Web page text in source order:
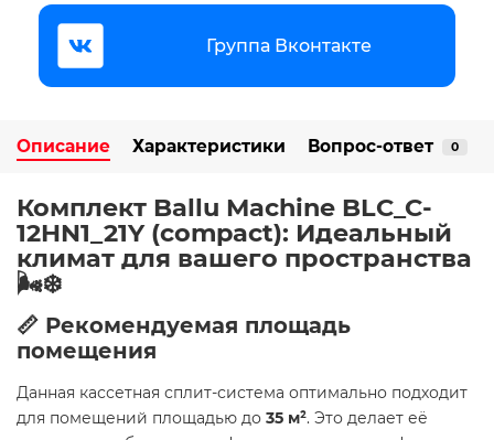
Группа Вконтакте
Описание Характеристики Вопрос-ответ 0
Комплект Ballu Machine BLC_C-
12HN1_21Y (compact): Идеальный
климат для вашего пространства
🌬️❄️
📏 Рекомендуемая площадь
помещения
Данная кассетная сплит-система оптимально подходит
для помещений площадью до 35 м². Это делает её